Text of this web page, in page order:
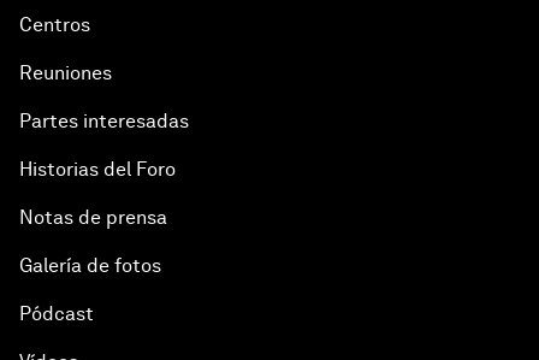
Centros
Reuniones
Partes interesadas
Historias del Foro
Notas de prensa
Galería de fotos
Pódcast